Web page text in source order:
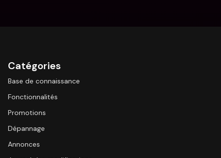
Catégories
Base de connaissance
Fonctionnalités
Promotions
Dépannage
Annonces